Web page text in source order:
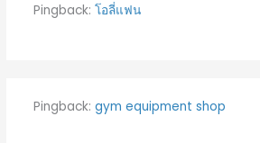
Pingback: โอลี่แฟน
Pingback: gym equipment shop